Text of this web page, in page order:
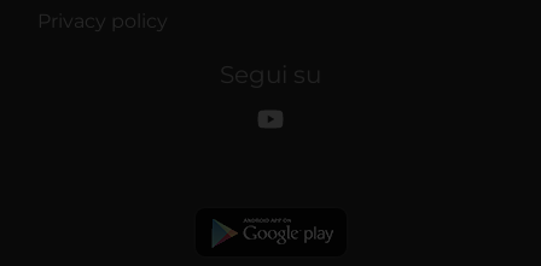
Privacy policy
Segui su